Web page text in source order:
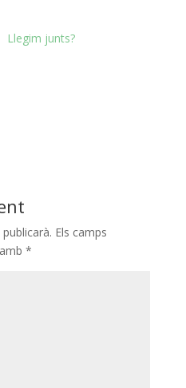
Llegim junts?
Els camps
*